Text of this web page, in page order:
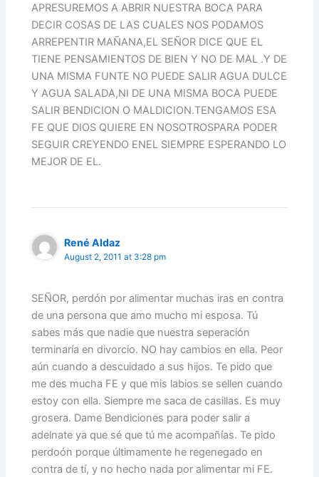
APRESUREMOS A ABRIR NUESTRA BOCA PARA
DECIR COSAS DE LAS CUALES NOS PODAMOS
ARREPENTIR MAÑANA,EL SEÑOR DICE QUE EL
TIENE PENSAMIENTOS DE BIEN Y NO DE MAL .Y DE
UNA MISMA FUNTE NO PUEDE SALIR AGUA DULCE
Y AGUA SALADA,NI DE UNA MISMA BOCA PUEDE
SALIR BENDICION O MALDICION.TENGAMOS ESA
FE QUE DIOS QUIERE EN NOSOTROSPARA PODER
SEGUIR CREYENDO ENEL SIEMPRE ESPERANDO LO
MEJOR DE EL.
René Aldaz
August 2, 2011 at 3:28 pm
SEÑOR, perdón por alimentar muchas iras en contra
de una persona que amo mucho mi esposa. Tú
sabes más que nadie que nuestra seperación
terminaría en divorcio. NO hay cambios en ella. Peor
aún cuando a descuidado a sus hijos. Te pido que
me des mucha FE y que mis labios se sellen cuando
estoy con ella. Siempre me saca de casillas. Es muy
grosera. Dame Bendiciones para poder salir a
adelnate ya que sé que tú me acompañías. Te pido
perdoón porque últimamente he regenegado en
contra de tí, y no hecho nada por alimentar mi FE.